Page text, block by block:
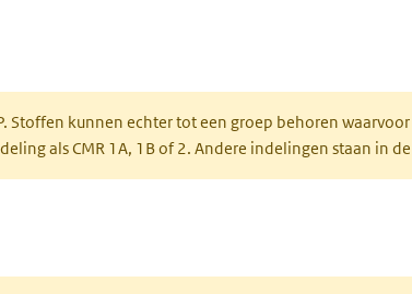
Stoffen kunnen echter tot een groep behoren
als CMR 1A, 1B of 2. Andere indelingen staan in